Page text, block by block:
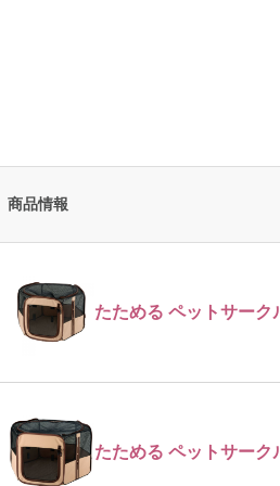
商品情報
たためる ペットサーク
たためる ペットサーク